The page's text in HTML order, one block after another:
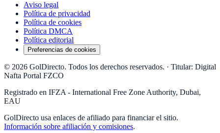
Aviso legal
Política de privacidad
Política de cookies
Política DMCA
Política editorial
Preferencias de cookies
© 2026 GolDirecto. Todos los derechos reservados. · Titular: Digital
Nafta Portal FZCO
Registrado en IFZA - International Free Zone Authority, Dubai,
EAU
GolDirecto usa enlaces de afiliado para financiar el sitio.
Información sobre afiliación y comisiones.